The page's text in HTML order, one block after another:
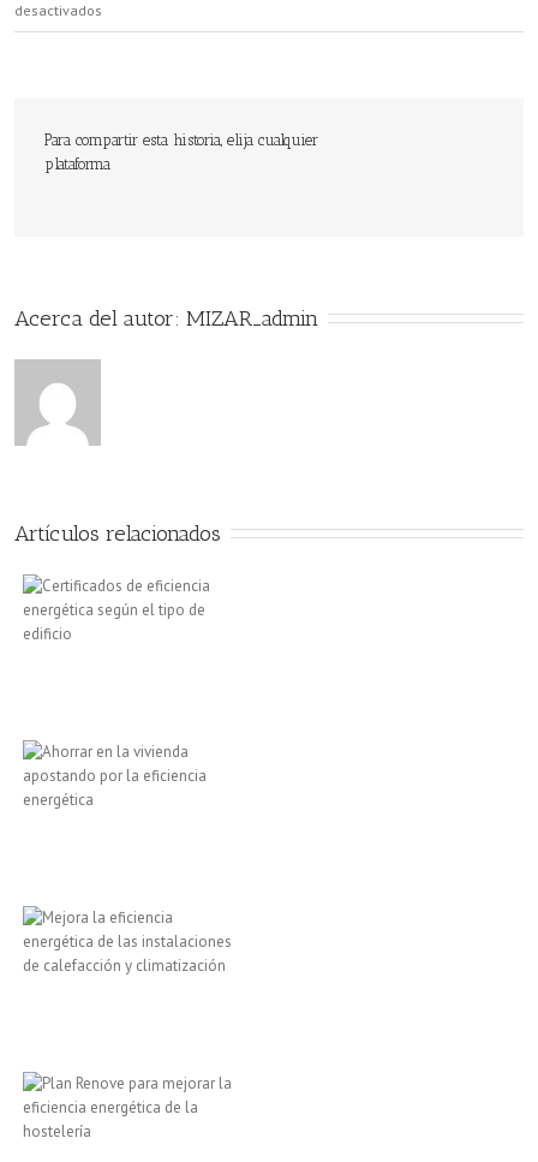
desactivados
zaragoza,
gestión
comunidades,
eficiencia
energética
eficiencia
energética
eficiencia
energética,
Para compartir esta historia, elija cualquier
plataforma
Acerca del autor: MIZAR_admin
Artículos relacionados